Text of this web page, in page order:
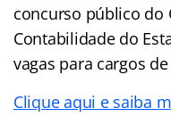
concurso público do
Contabilidade do
vagas para cargos
Clique aqui e saiba